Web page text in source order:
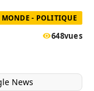
MONDE - POLITIQUE
648vues
News